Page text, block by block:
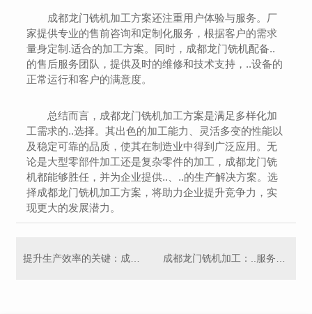
成都龙门铣机加工方案还注重用户体验与服务。厂
家提供专业的售前咨询和定制化服务，根据客户的需求
量身定制.适合的加工方案。同时，成都龙门铣机配备..
的售后服务团队，提供及时的维修和技术支持，..设备的
正常运行和客户的满意度。
总结而言，成都龙门铣机加工方案是满足多样化加
工需求的..选择。其出色的加工能力、灵活多变的性能以
及稳定可靠的品质，使其在制造业中得到广泛应用。无
论是大型零部件加工还是复杂零件的加工，成都龙门铣
机都能够胜任，并为企业提供..、..的生产解决方案。选
择成都龙门铣机加工方案，将助力企业提升竞争力，实
现更大的发展潜力。